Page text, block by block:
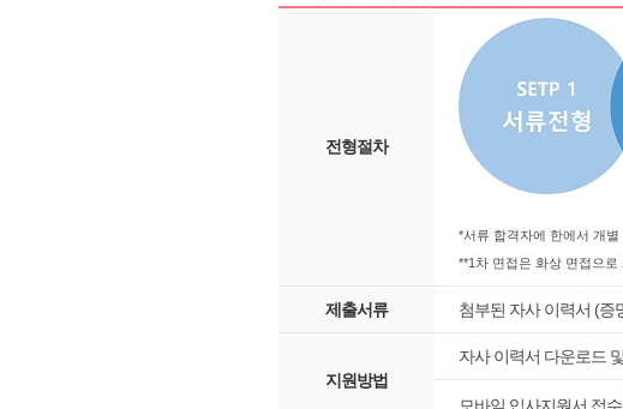
전형절차
*서류 합격자에 한에서 개별
**1차 면접은 화상 면접으로
제출서류 첨부된 자사 이력서 (증
지원방법
자사 이력서 다운로드